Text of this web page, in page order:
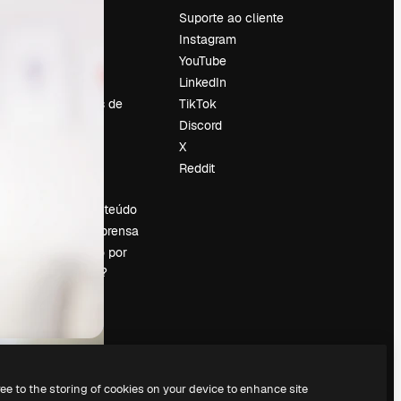
Tendências de
Vender conteúdo
Sala de imprensa
Procurando por
magnific.ai?
Suporte ao cliente
Instagram
YouTube
LinkedIn
TikTok
Discord
X
Reddit
to the storing of cookies on your device to enhance site